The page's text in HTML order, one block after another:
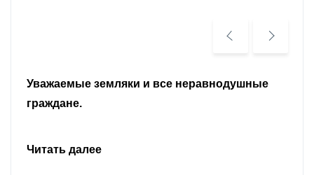
Уважаемые земляки и все неравнодушные
граждане.
Читать далее